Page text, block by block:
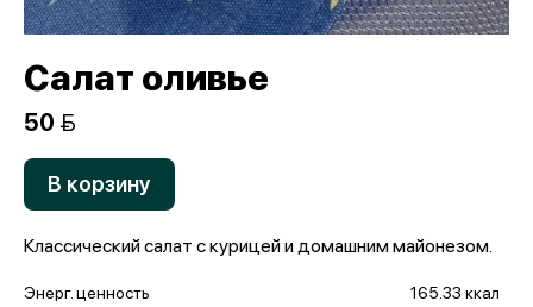
Салат оливье
50 
В корзину
Классический салат с курицей и домашним майонезом.
Энерг. ценность
165.33 ккал